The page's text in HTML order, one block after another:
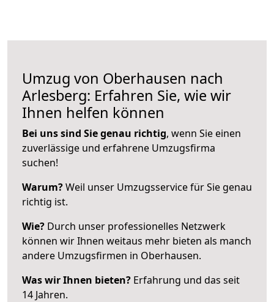
Umzug von Oberhausen nach
Arlesberg: Erfahren Sie, wie wir
Ihnen helfen können
Bei uns sind Sie genau richtig, wenn Sie einen
zuverlässige und erfahrene Umzugsfirma
suchen!
Warum?Weil unser Umzugsservice für Sie genau
richtig ist.
Wie? Durch unser professionelles Netzwerk
können wir Ihnen weitaus mehr bieten als manch
andere Umzugsfirmen in Oberhausen.
Was wir Ihnen bieten? Erfahrung und das seit
14 Jahren.